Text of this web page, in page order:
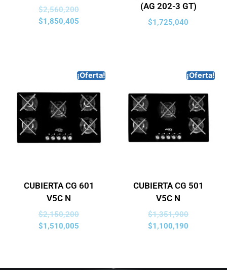
$2,560,200
$1,850,405
(AG 202-3 GT)
$1,725,040
¡Oferta!
CUBIERTA CG 601
V5C N
$2,150,200
$1,510,005
¡Oferta!
CUBIERTA CG 501
V5C N
$1,351,900
$1,100,190